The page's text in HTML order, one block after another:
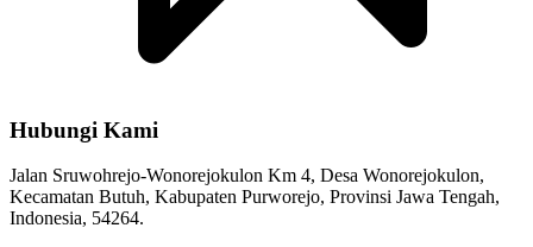
Hubungi Kami
Jalan Sruwohrejo-Wonorejokulon Km 4, Desa Wonorejokulon,
Kecamatan Butuh, Kabupaten Purworejo, Provinsi Jawa Tengah,
Indonesia, 54264.